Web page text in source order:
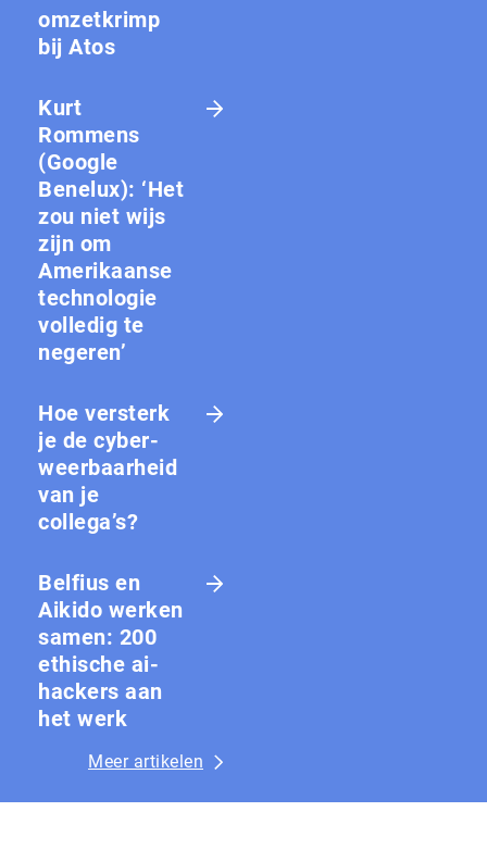
omzetkrimp
bij Atos
Kurt
Rommens
(Google
Benelux): ‘Het
zou niet wijs
zijn om
Amerikaanse
technologie
volledig te
negeren’
Hoe versterk
je de cy­ber­
weer­baar­heid
van je
collega’s?
Belfius en
Aikido werken
samen: 200
ethische ai-
hackers aan
het werk
Meer artikelen